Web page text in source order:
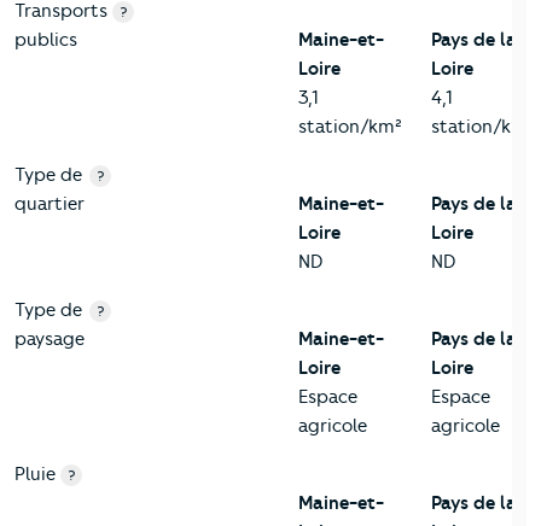
Transports
publics
?
Maine-et-
Loire
3,1
station/km²
Pays de la
Loire
4,1
station/km²
Type de
quartier
?
Maine-et-
Loire
ND
Pays de la
Loire
ND
Type de
paysage
?
Maine-et-
Loire
Espace
agricole
Pays de la
Loire
Espace
agricole
Pluie ?
Maine-et-
Pays de la